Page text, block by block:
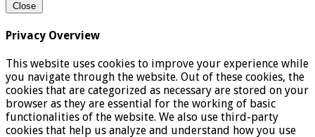
Close
Privacy Overview
This website uses cookies to improve your experience while
you navigate through the website. Out of these cookies, the
cookies that are categorized as necessary are stored on your
browser as they are essential for the working of basic
functionalities of the website. We also use third-party
cookies that help us analyze and understand how you use